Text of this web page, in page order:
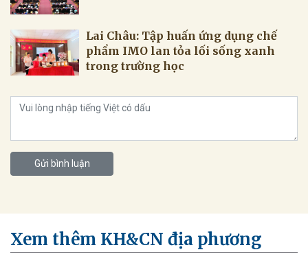
Lai Châu: Tập huấn ứng dụng chế
phẩm IMO lan tỏa lối sống xanh
trong trường học
Gửi bình luận
Xem thêm KH&CN địa phương